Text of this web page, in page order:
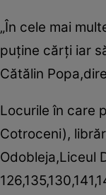
„În cele mai
puţine cărţi iar
Cătălin
Locurile în care
Cotroceni),
Odobleja,Liceul